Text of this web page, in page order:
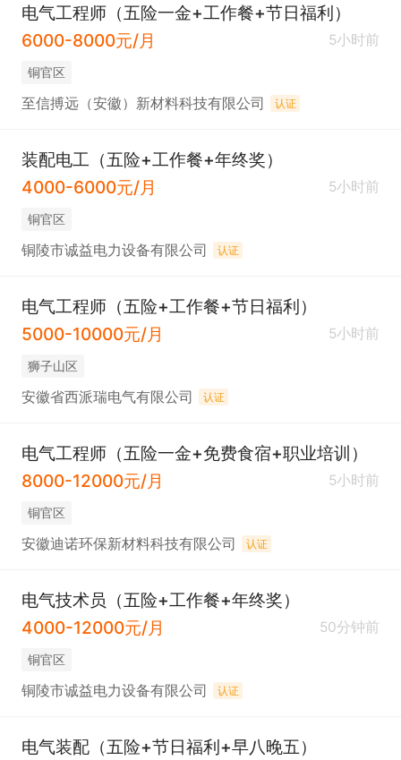
电气工程师（五险一金+工作餐+节日福利）
6000-8000元/月
5小时前
铜官区
至信搏远（安徽）新材料科技有限公司 认证
装配电工（五险+工作餐+年终奖）
4000-6000元/月
5小时前
铜官区
铜陵市诚益电力设备有限公司 认证
电气工程师（五险+工作餐+节日福利）
5000-10000元/月
5小时前
狮子山区
安徽省西派瑞电气有限公司 认证
电气工程师（五险一金+免费食宿+职业培训）
8000-12000元/月
5小时前
铜官区
安徽迪诺环保新材料科技有限公司 认证
电气技术员（五险+工作餐+年终奖）
4000-12000元/月
50分钟前
铜官区
铜陵市诚益电力设备有限公司 认证
电气装配（五险+节日福利+早八晚五）